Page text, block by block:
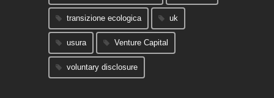
transizione ecologica uk
usura Venture Capital
voluntary disclosure